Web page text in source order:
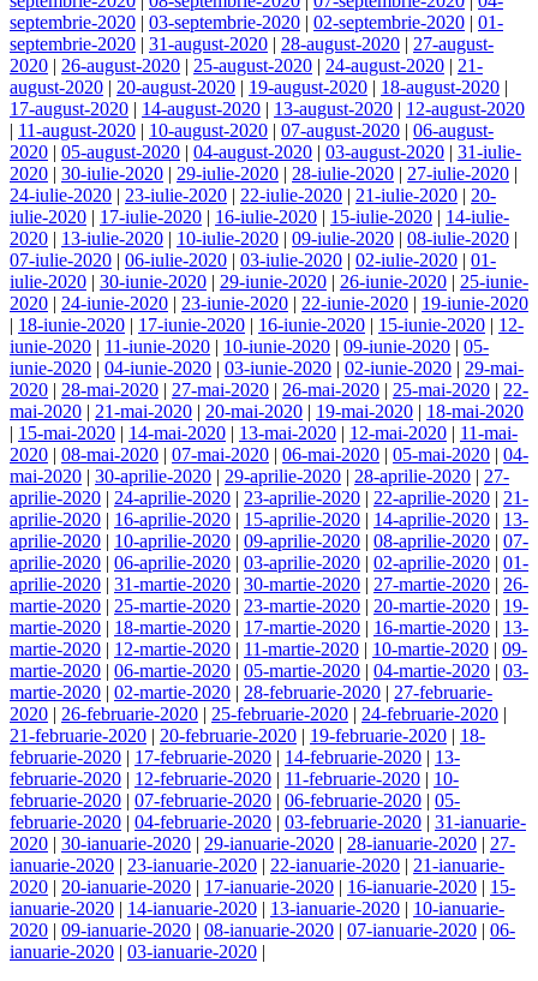
septembrie-2020 | 03-septembrie-2020 | 02-septembrie-2020 | 01-
septembrie-2020 | 31-august-2020 | 28-august-2020 | 27-august-
2020 | 26-august-2020 | 25-august-2020 | 24-august-2020 | 21-
august-2020 | 20-august-2020 | 19-august-2020 | 18-august-2020 |
17-august-2020 | 14-august-2020 | 13-august-2020 | 12-august-2020
| 11-august-2020 | 10-august-2020 | 07-august-2020 | 06-august-
2020 | 05-august-2020 | 04-august-2020 | 03-august-2020 | 31-iulie-
2020 | 30-iulie-2020 | 29-iulie-2020 | 28-iulie-2020 | 27-iulie-2020 |
24-iulie-2020 | 23-iulie-2020 | 22-iulie-2020 | 21-iulie-2020 | 20-
iulie-2020 | 17-iulie-2020 | 16-iulie-2020 | 15-iulie-2020 | 14-iulie-
2020 | 13-iulie-2020 | 10-iulie-2020 | 09-iulie-2020 | 08-iulie-2020 |
07-iulie-2020 | 06-iulie-2020 | 03-iulie-2020 | 02-iulie-2020 | 01-
iulie-2020 | 30-iunie-2020 | 29-iunie-2020 | 26-iunie-2020 | 25-iunie-
2020 | 24-iunie-2020 | 23-iunie-2020 | 22-iunie-2020 | 19-iunie-2020
| 18-iunie-2020 | 17-iunie-2020 | 16-iunie-2020 | 15-iunie-2020 | 12-
iunie-2020 | 11-iunie-2020 | 10-iunie-2020 | 09-iunie-2020 | 05-
iunie-2020 | 04-iunie-2020 | 03-iunie-2020 | 02-iunie-2020 | 29-mai-
2020 | 28-mai-2020 | 27-mai-2020 | 26-mai-2020 | 25-mai-2020 | 22-
mai-2020 | 21-mai-2020 | 20-mai-2020 | 19-mai-2020 | 18-mai-2020
| 15-mai-2020 | 14-mai-2020 | 13-mai-2020 | 12-mai-2020 | 11-mai-
2020 | 08-mai-2020 | 07-mai-2020 | 06-mai-2020 | 05-mai-2020 | 04-
mai-2020 | 30-aprilie-2020 | 29-aprilie-2020 | 28-aprilie-2020 | 27-
aprilie-2020 | 24-aprilie-2020 | 23-aprilie-2020 | 22-aprilie-2020 | 21-
aprilie-2020 | 16-aprilie-2020 | 15-aprilie-2020 | 14-aprilie-2020 | 13-
aprilie-2020 | 10-aprilie-2020 | 09-aprilie-2020 | 08-aprilie-2020 | 07-
aprilie-2020 | 06-aprilie-2020 | 03-aprilie-2020 | 02-aprilie-2020 | 01-
aprilie-2020 | 31-martie-2020 | 30-martie-2020 | 27-martie-2020 | 26-
martie-2020 | 25-martie-2020 | 23-martie-2020 | 20-martie-2020 | 19-
martie-2020 | 18-martie-2020 | 17-martie-2020 | 16-martie-2020 | 13-
martie-2020 | 12-martie-2020 | 11-martie-2020 | 10-martie-2020 | 09-
martie-2020 | 06-martie-2020 | 05-martie-2020 | 04-martie-2020 | 03-
martie-2020 | 02-martie-2020 | 28-februarie-2020 | 27-februarie-
2020 | 26-februarie-2020 | 25-februarie-2020 | 24-februarie-2020 |
21-februarie-2020 | 20-februarie-2020 | 19-februarie-2020 | 18-
februarie-2020 | 17-februarie-2020 | 14-februarie-2020 | 13-
februarie-2020 | 12-februarie-2020 | 11-februarie-2020 | 10-
februarie-2020 | 07-februarie-2020 | 06-februarie-2020 | 05-
februarie-2020 | 04-februarie-2020 | 03-februarie-2020 | 31-ianuarie-
2020 | 30-ianuarie-2020 | 29-ianuarie-2020 | 28-ianuarie-2020 | 27-
ianuarie-2020 | 23-ianuarie-2020 | 22-ianuarie-2020 | 21-ianuarie-
2020 | 20-ianuarie-2020 | 17-ianuarie-2020 | 16-ianuarie-2020 | 15-
ianuarie-2020 | 14-ianuarie-2020 | 13-ianuarie-2020 | 10-ianuarie-
2020 | 09-ianuarie-2020 | 08-ianuarie-2020 | 07-ianuarie-2020 | 06-
ianuarie-2020 | 03-ianuarie-2020 |